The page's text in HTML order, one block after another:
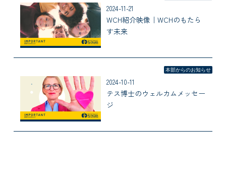
2024-11-21
WCH紹介映像｜WCHのもたら
す未来
本部からのお知らせ
2024-10-11
テス博士のウェルカムメッセー
ジ